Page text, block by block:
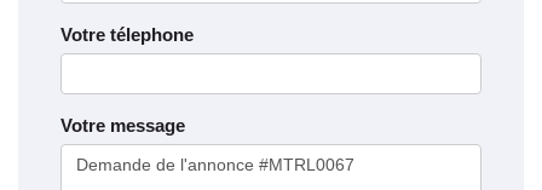
Votre télephone
Votre message